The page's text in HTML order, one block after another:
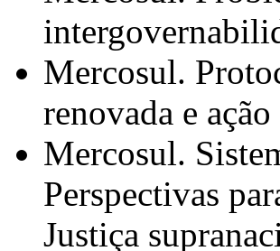
Mercosul.
renovada e
Mercosul.
Perspectivas
Justiça